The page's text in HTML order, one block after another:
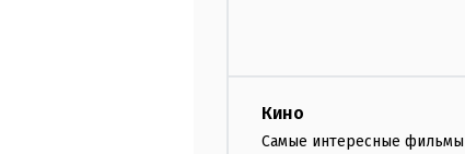
Кино
Самые интересные фильмы